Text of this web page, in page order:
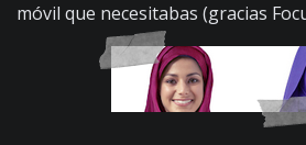
móvil que necesitabas (gracias